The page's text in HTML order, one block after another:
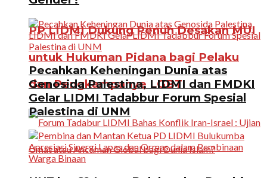
PP LIDMI Dukung Penuh Desakan MUI
untuk Hukuman Pidana bagi Pelaku
dan Pengkampanye LGBT
Pecahkan Keheningan Dunia atas
Genosida Palestina, LIDMI dan FMDKI
Gelar LIDMI Tadabbur Forum Spesial
Palestina di UNM